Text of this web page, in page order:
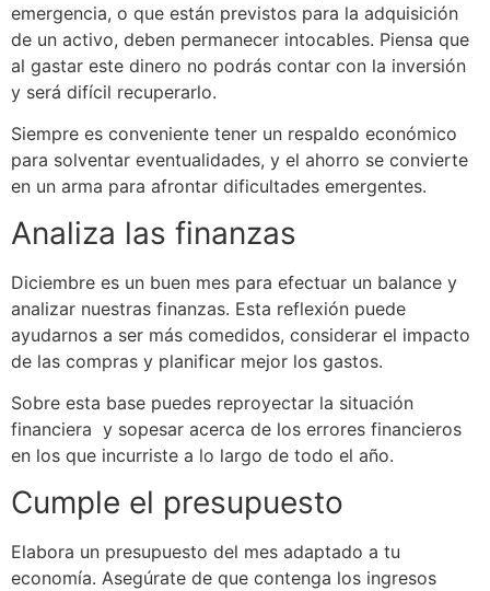
emergencia, o que están previstos para la adquisición
de un activo, deben permanecer intocables. Piensa que
al gastar este dinero no podrás contar con la inversión
y será difícil recuperarlo.
Siempre es conveniente tener un respaldo económico
para solventar eventualidades, y el ahorro se convierte
en un arma para afrontar dificultades emergentes.
Analiza las finanzas
Diciembre es un buen mes para efectuar un balance y
analizar nuestras finanzas. Esta reflexión puede
ayudarnos a ser más comedidos, considerar el impacto
de las compras y planificar mejor los gastos.
Sobre esta base puedes reproyectar la situación
financiera y sopesar acerca de los errores financieros
en los que incurriste a lo largo de todo el año.
Cumple el presupuesto
Elabora un presupuesto del mes adaptado a tu
economía. Asegúrate de que contenga los ingresos